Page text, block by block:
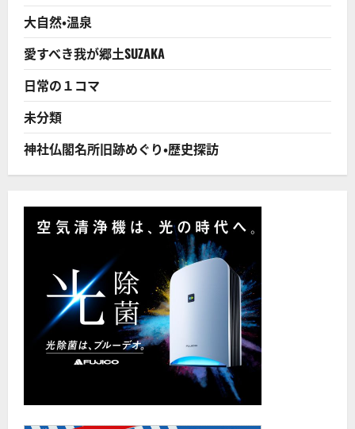
は
誰
か
に
つ
い
て
さ
読
む
大自然・温泉
愛すべき我が郷土SUZAKA
日常の１コマ
未分類
神社仏閣名所旧跡めぐり・歴史探訪